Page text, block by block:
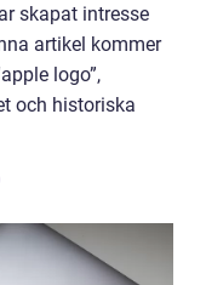
skapat intresse
artikel kommer
logo”,
och historiska